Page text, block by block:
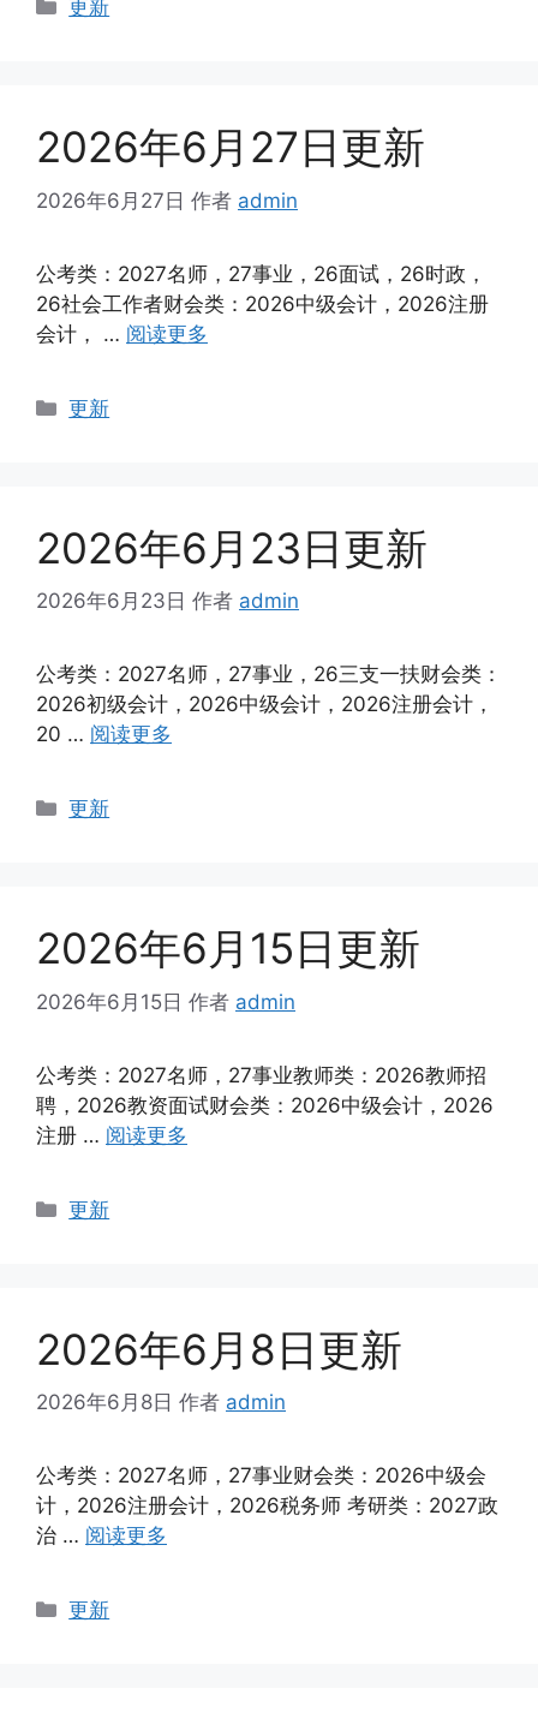
更新
2026年6月27日更新
2026年6月27日 作者 admin
公考类：2027名师，27事业，26面试，26时政，
26社会工作者财会类：2026中级会计，2026注册
会计， … 阅读更多
分
更新
2026年6月23日更新
2026年6月23日 作者 admin
公考类：2027名师，27事业，26三支一扶财会类：
2026初级会计，2026中级会计，2026注册会计，
20 … 阅读更多
分
更新
2026年6月15日更新
2026年6月15日 作者 admin
公考类：2027名师，27事业教师类：2026教师招
聘，2026教资面试财会类：2026中级会计，2026
注册 … 阅读更多
分
更新
2026年6月8日更新
2026年6月8日 作者 admin
公考类：2027名师，27事业财会类：2026中级会
计，2026注册会计，2026税务师 考研类：2027政
治 … 阅读更多
分
更新